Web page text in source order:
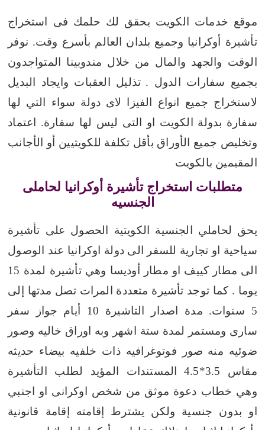
موقع خدمات الكويت يحقق لك حلمك فى استخراج
تأشيرة أوكرانيا وجميع بلدان العالم بأسرع وقت. نوفر
الوقت والجهد والمال من خلال مندوبينا المتواجدون
بجميع سفارات الدول . تذليل العقبات وايجاد البديل
لاستخراج جميع انواع الفيزا لاى دولة سواء التي لها
سفارة بدولة الكويت او التى ليس لها سفارة. اعتماد
وتخليص جميع الأوراق بأقل تكلفة للكويتيين أو الأجانب
المقيمين بالكويت
متطلبات استخراج تأشيرة أوكرانيا لحاملى
الجنسيه
يحق لحاملي الجنسية الكويتية الحصول على تأشيرة
سياحية او تجارية للسفر الى دولة اوكرانيا عند الوصول
الى مطار كييف او مطار أوديسا وهي تأشيرة لمدة 15
يوما . كما توجد تأشيرة متعددة المرات تصل مدتها إلى
5 سنوات.
مدة اصدار التاشيرة 10 أيام
جواز سفر
سارى ومستمر لمدة ستة اشهر وبه اوراق خاليه وصور
ضوئيه منه صور فوتوغرافيه ذات خلفيه بيضاء حديثه
مقاس 3.5*4.5
المستندات المؤيد لطلب التأشيرة
وهي خطاب دعوة موثق من شخص اوكرانى او اجنبي
او بدون جنسية ولكن يشترط إقامته إقامة قانونية